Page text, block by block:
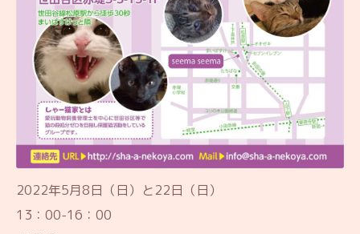
2022年5月8日（日）と22日（日）
13：00-16：00